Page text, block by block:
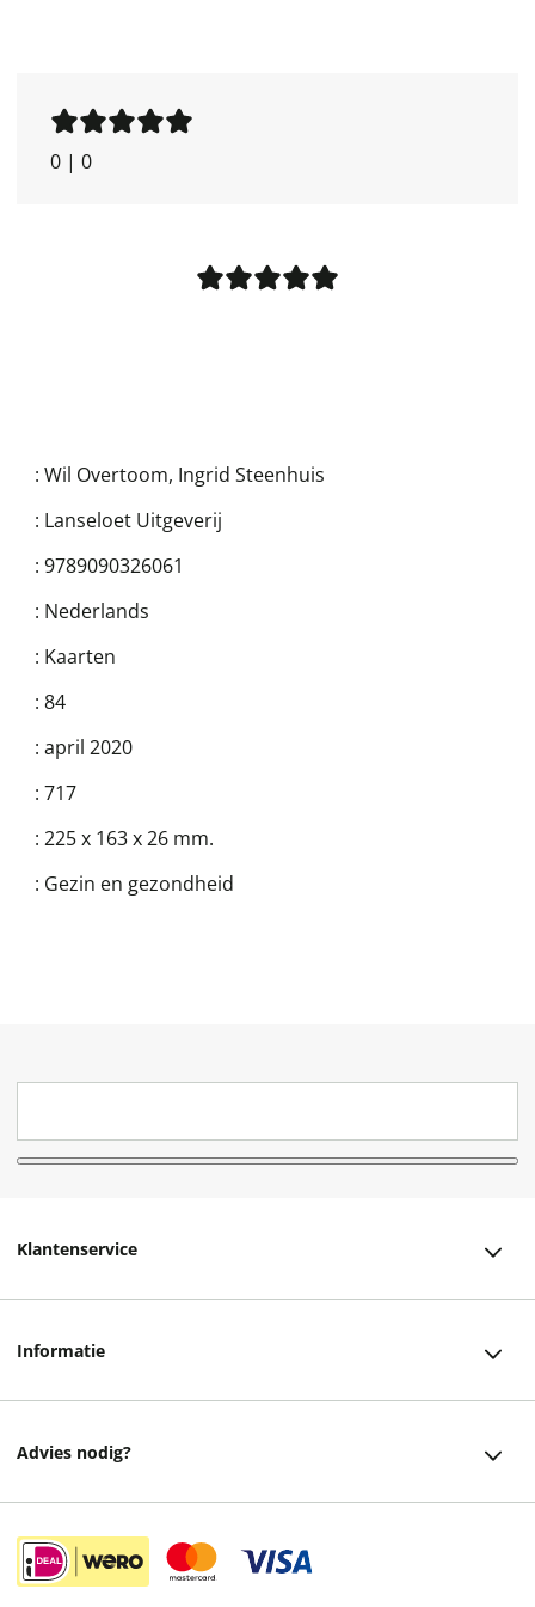
0 | 0
: Wil Overtoom, Ingrid Steenhuis
: Lanseloet Uitgeverij
: 9789090326061
: Nederlands
: Kaarten
: 84
: april 2020
: 717
: 225 x 163 x 26 mm.
: Gezin en gezondheid
Klantenservice
Retourneren
Informatie
Cadeaukaart
Advies nodig?
Instagram